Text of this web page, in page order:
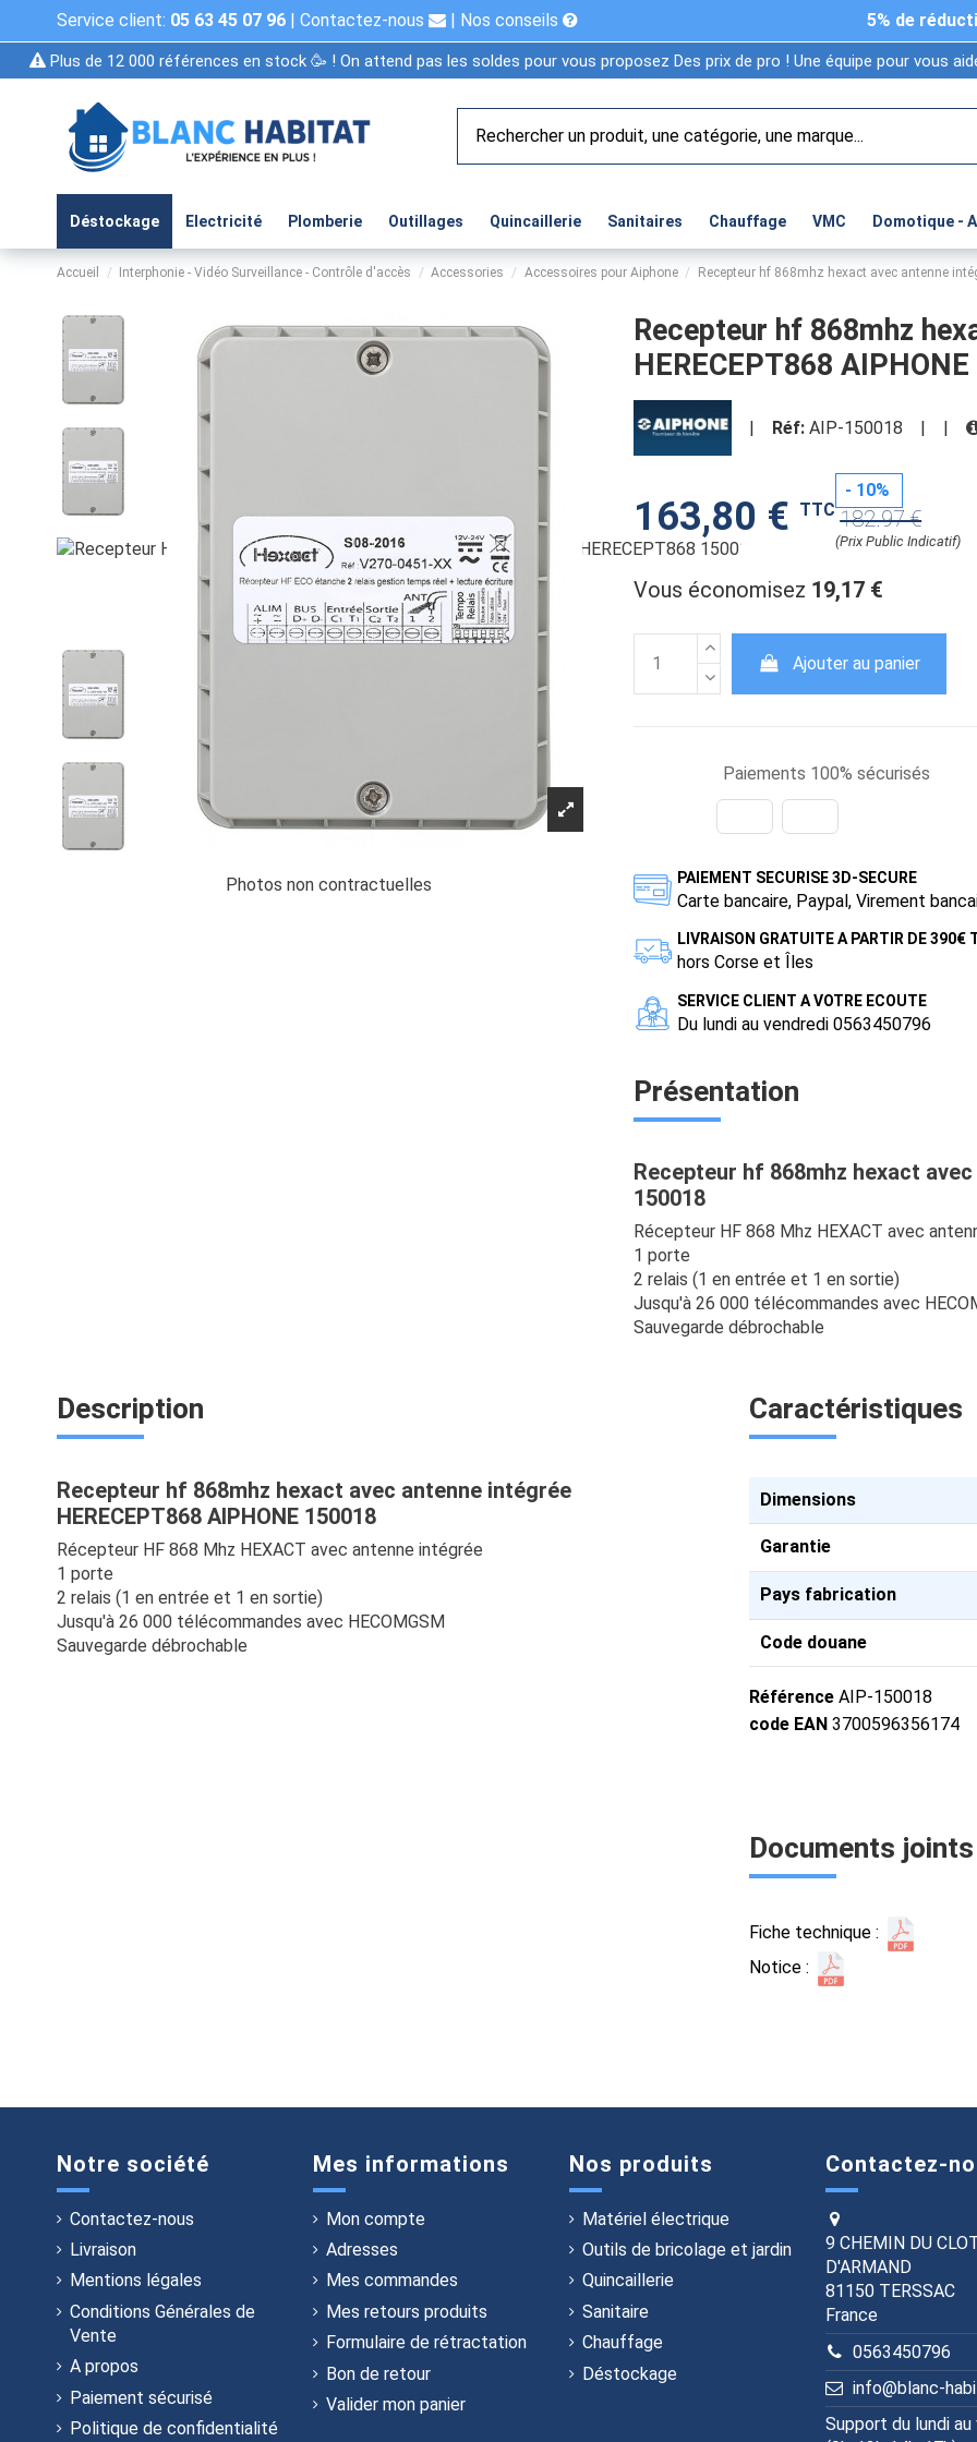
Service client: 05 63 45 07 96 | Contactez-nous | Nos conseils 5% de
Plus de 12 000 références en stock 🥳 ! On attend pas les soldes pour vous proposez Des prix de pro ! Une équipe pour vous
Déstockage Electricité Plomberie Outillages Quincaillerie Sanitaires Chauffage VMC Domotique -
Accueil Interphonie - Vidéo Surveillance - Contrôle d'accès Accessories Accessoires pour Aiphone Recepteur hf 868mhz hexact avec antenne
Photos non contractuelles
Recepteur hf 868mhz
HERECEPT868
| Réf: AIP-150018 | |
163,80 € TTC
- 10%
182.97 €
(Prix Public Indicatif)
Vous économisez 19,17 €
Ajouter au panier
Paiements 100% sécurisés
PAIEMENT SECURISE 3D-SECURE
Carte bancaire, Paypal, Virement
LIVRAISON GRATUITE A PARTIR DE 390€
hors Corse et Îles
SERVICE CLIENT A VOTRE ECOUTE
Du lundi au vendredi 0563450796
Présentation
Recepteur hf 868mhz hexact avec
150018
Récepteur HF 868 Mhz HEXACT avec
1 porte
2 relais (1 en entrée et 1 en sortie)
Jusqu'à 26 000 télécommandes avec
Sauvegarde débrochable
Description
Recepteur hf 868mhz hexact avec antenne intégrée
HERECEPT868 AIPHONE 150018
Récepteur HF 868 Mhz HEXACT avec antenne intégrée
1 porte
2 relais (1 en entrée et 1 en sortie)
Jusqu'à 26 000 télécommandes avec HECOMGSM
Sauvegarde débrochable
Caractéristiques
Dimensions
Garantie
Pays fabrication
Code douane
Référence AIP-150018
code EAN 3700596356174
Documents joints
Fiche technique :
Notice :
Notre société
Contactez-nous
Livraison
Mentions légales
Conditions Générales de
Vente
A propos
Paiement sécurisé
Politique de confidentialité
Mes informations
Mon compte
Adresses
Mes commandes
Mes retours produits
Formulaire de rétractation
Bon de retour
Valider mon panier
Nos produits
Matériel électrique
Outils de bricolage et jardin
Quincaillerie
Sanitaire
Chauffage
Déstockage
Contactez-
9 CHEMIN DU
D'ARMAND
81150 TERSSAC
France
0563450796
info@blanc-
Support du lundi au